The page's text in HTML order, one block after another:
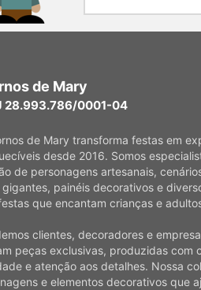
de Mary
28.993.786/0001-04
de Mary transforma festas em
desde 2016. Somos
de personagens artesanais,
painéis decorativos e
que encantam crianças e
clientes, decoradores e
peças exclusivas, produzidas com
e atenção aos detalhes. Nossa
e elementos decorativos que